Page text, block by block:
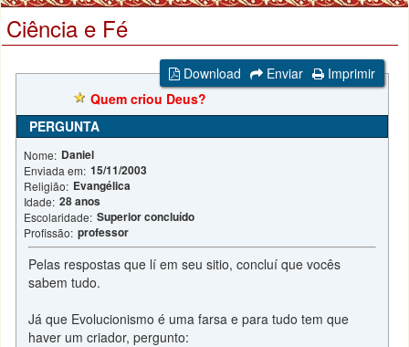
Ciência e Fé
Download Enviar
Imprimir
Quem criou Deus?
PERGUNTA
Nome: Daniel
Enviada em: 15/11/2003
Religião: Evangélica
Idade: 28 anos
Escolaridade: Superior concluído
Profissão: professor
Pelas respostas que lí em seu sitio, concluí que vocês
sabem tudo.
Já que Evolucionismo é uma farsa e para tudo tem que
haver um criador, pergunto: